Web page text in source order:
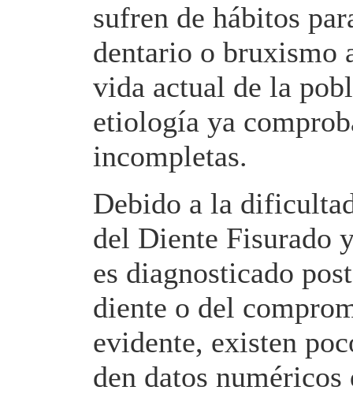
sufren de hábitos
dentario o bruxismo
vida actual de la
etiología ya
incompletas.
Debido a la
del Diente Fisurado
es diagnosticado
diente o del
evidente, existen
den datos